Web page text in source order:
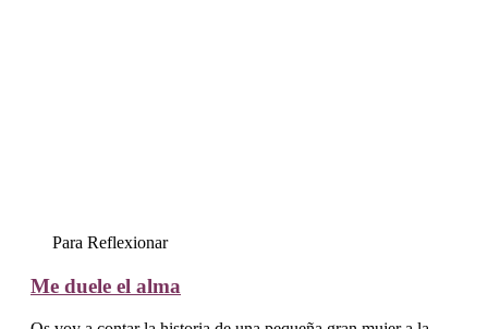
Para Reflexionar
Me duele el alma